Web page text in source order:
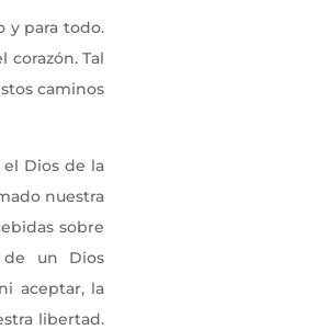
y para todo.
corazón. Tal
caminos
Dios de la
nuestra
sobre
de un Dios
aceptar, la
libertad.